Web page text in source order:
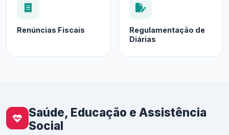
Renúncias Fiscais
Regulamentação de
Diárias
Saúde, Educação e Assistência
Social